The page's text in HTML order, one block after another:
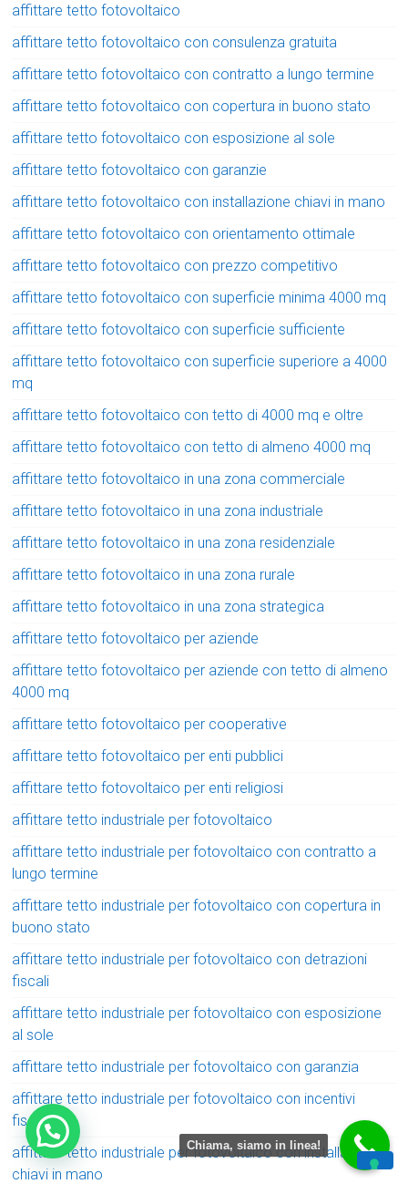
affittare tetto fotovoltaico
affittare tetto fotovoltaico con consulenza gratuita
affittare tetto fotovoltaico con contratto a lungo termine
affittare tetto fotovoltaico con copertura in buono stato
affittare tetto fotovoltaico con esposizione al sole
affittare tetto fotovoltaico con garanzie
affittare tetto fotovoltaico con installazione chiavi in mano
affittare tetto fotovoltaico con orientamento ottimale
affittare tetto fotovoltaico con prezzo competitivo
affittare tetto fotovoltaico con superficie minima 4000 mq
affittare tetto fotovoltaico con superficie sufficiente
affittare tetto fotovoltaico con superficie superiore a 4000
mq
affittare tetto fotovoltaico con tetto di 4000 mq e oltre
affittare tetto fotovoltaico con tetto di almeno 4000 mq
affittare tetto fotovoltaico in una zona commerciale
affittare tetto fotovoltaico in una zona industriale
affittare tetto fotovoltaico in una zona residenziale
affittare tetto fotovoltaico in una zona rurale
affittare tetto fotovoltaico in una zona strategica
affittare tetto fotovoltaico per aziende
affittare tetto fotovoltaico per aziende con tetto di almeno
4000 mq
affittare tetto fotovoltaico per cooperative
affittare tetto fotovoltaico per enti pubblici
affittare tetto fotovoltaico per enti religiosi
affittare tetto industriale per fotovoltaico
affittare tetto industriale per fotovoltaico con contratto a
lungo termine
affittare tetto industriale per fotovoltaico con copertura in
buono stato
affittare tetto industriale per fotovoltaico con detrazioni
fiscali
affittare tetto industriale per fotovoltaico con esposizione
al sole
affittare tetto industriale per fotovoltaico con garanzia
affittare tetto industriale per fotovoltaico con incentivi
fiscali
affittare tetto industriale per fotovoltaico con installazione
chiavi in mano
Chiama, siamo in linea!